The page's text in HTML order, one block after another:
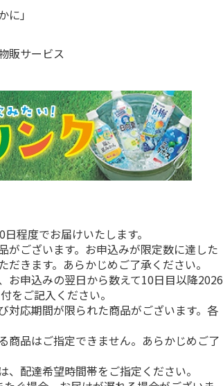
に」
販サービス
程度でお届けいたします。
ございます。お申込みが限定数に達した
きます。あらかじめご了承ください。
申込みの翌日から数えて10日目以降2026
をご記入ください。
対応期間が限られた商品がございます。各
商品はご指定できません。あらかじめご了
配達希望時間帯をご指定ください。